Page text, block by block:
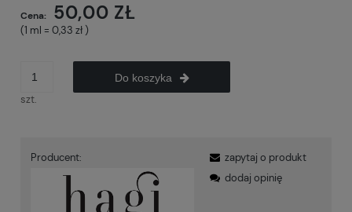
Cena: 50,00 ZŁ
(1 ml = 0,33 zł )
szt.
Do koszyka
Producent:
zapytaj o produkt
dodaj opinię